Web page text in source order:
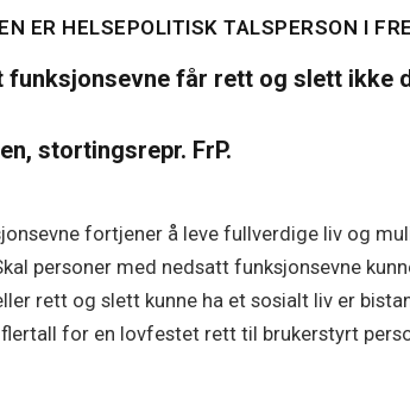
ER HELSEPOLITISK TALSPERSON I
får rett og slett ikke
stortingsrepr. FrP.
fortjener å leve fullverdige liv og
personer med nedsatt funksjonsevne
rett og slett kunne ha et sosialt liv er
for en lovfestet rett til brukerstyrt